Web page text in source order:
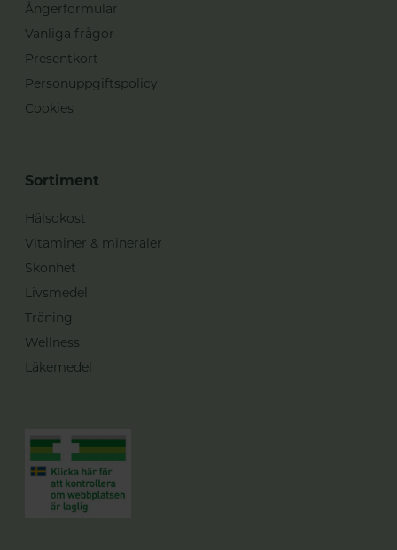
Ångerformulär
Vanliga frågor
Presentkort
Personuppgiftspolicy
Cookies
Sortiment
Hälsokost
Vitaminer & mineraler
Skönhet
Livsmedel
Träning
Wellness
Läkemedel